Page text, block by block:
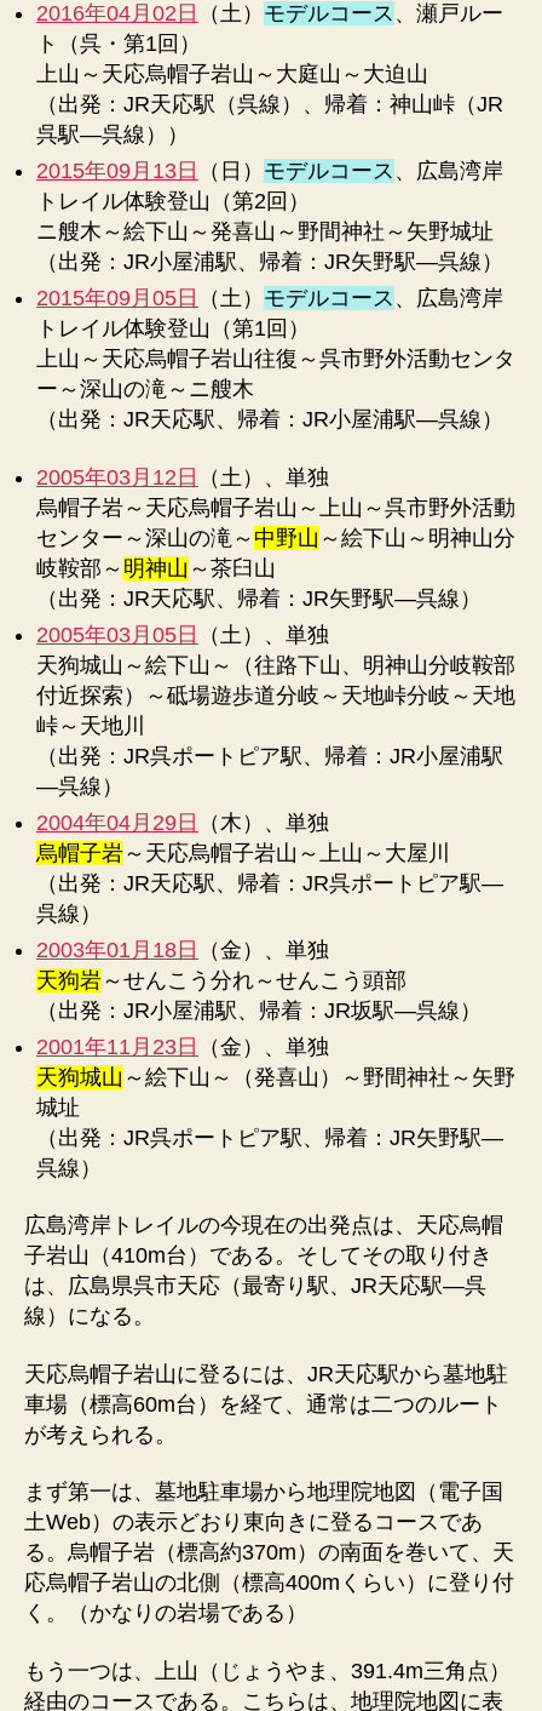
2016年04月02日
（土） モデルコース 、瀬戸ルー
ト（呉・第1回）
上山～天応烏帽子岩山～大庭山～大迫山
（出発：JR天応駅（呉線）、帰着：神山峠（JR
呉駅―呉線））
2015年09月13日
（日） モデルコース 、広島湾岸
トレイル体験登山（第2回）
ニ艘木～絵下山～発喜山～野間神社～矢野城址
（出発：JR小屋浦駅、帰着：JR矢野駅―呉線）
2015年09月05日
（土） モデルコース 、広島湾岸
トレイル体験登山（第1回）
上山～天応烏帽子岩山往復～呉市野外活動センタ
ー～深山の滝～ニ艘木
（出発：JR天応駅、帰着：JR小屋浦駅―呉線）
2005年03月12日
（土）、単独
烏帽子岩～天応烏帽子岩山～上山～呉市野外活動
センター～深山の滝～ 中野山 ～絵下山～明神山分
岐鞍部～ 明神山 ～茶臼山
（出発：JR天応駅、帰着：JR矢野駅―呉線）
2005年03月05日
（土）、単独
天狗城山～絵下山～（往路下山、明神山分岐鞍部
付近探索）～砥場遊歩道分岐～天地峠分岐～天地
峠～天地川
（出発：JR呉ポートピア駅、帰着：JR小屋浦駅
―呉線）
2004年04月29日
（木）、単独
烏帽子岩～天応烏帽子岩山～上山～大屋川
（出発：JR天応駅、帰着：JR呉ポートピア駅―
呉線）
2003年01月18日
（金）、単独
天狗岩～せんこう分れ～せんこう頭部
（出発：JR小屋浦駅、帰着：JR坂駅―呉線）
2001年11月23日
（金）、単独
天狗城山 ～絵下山～（発喜山）～野間神社～矢野
城址
（出発：JR呉ポートピア駅、帰着：JR矢野駅―
呉線）
広島湾岸トレイルの今現在の出発点は、天応烏帽
子岩山（410m台）である。そしてその取り付き
は、広島県呉市天応（最寄り駅、JR天応駅―呉
線）になる。
天応烏帽子岩山に登るには、JR天応駅から墓地駐
車場（標高60m台）を経て、通常は二つのルート
が考えられる。
まず第一は、墓地駐車場から地理院地図（電子国
土Web）の表示どおり東向きに登るコースであ
る。烏帽子岩（標高約370m）の南面を巻いて、天
応烏帽子岩山の北側（標高400mくらい）に登り付
く。（かなりの岩場である）
もう一つは、上山（じょうやま、391.4m三角点）
経由のコースである。こちらは、地理院地図に表